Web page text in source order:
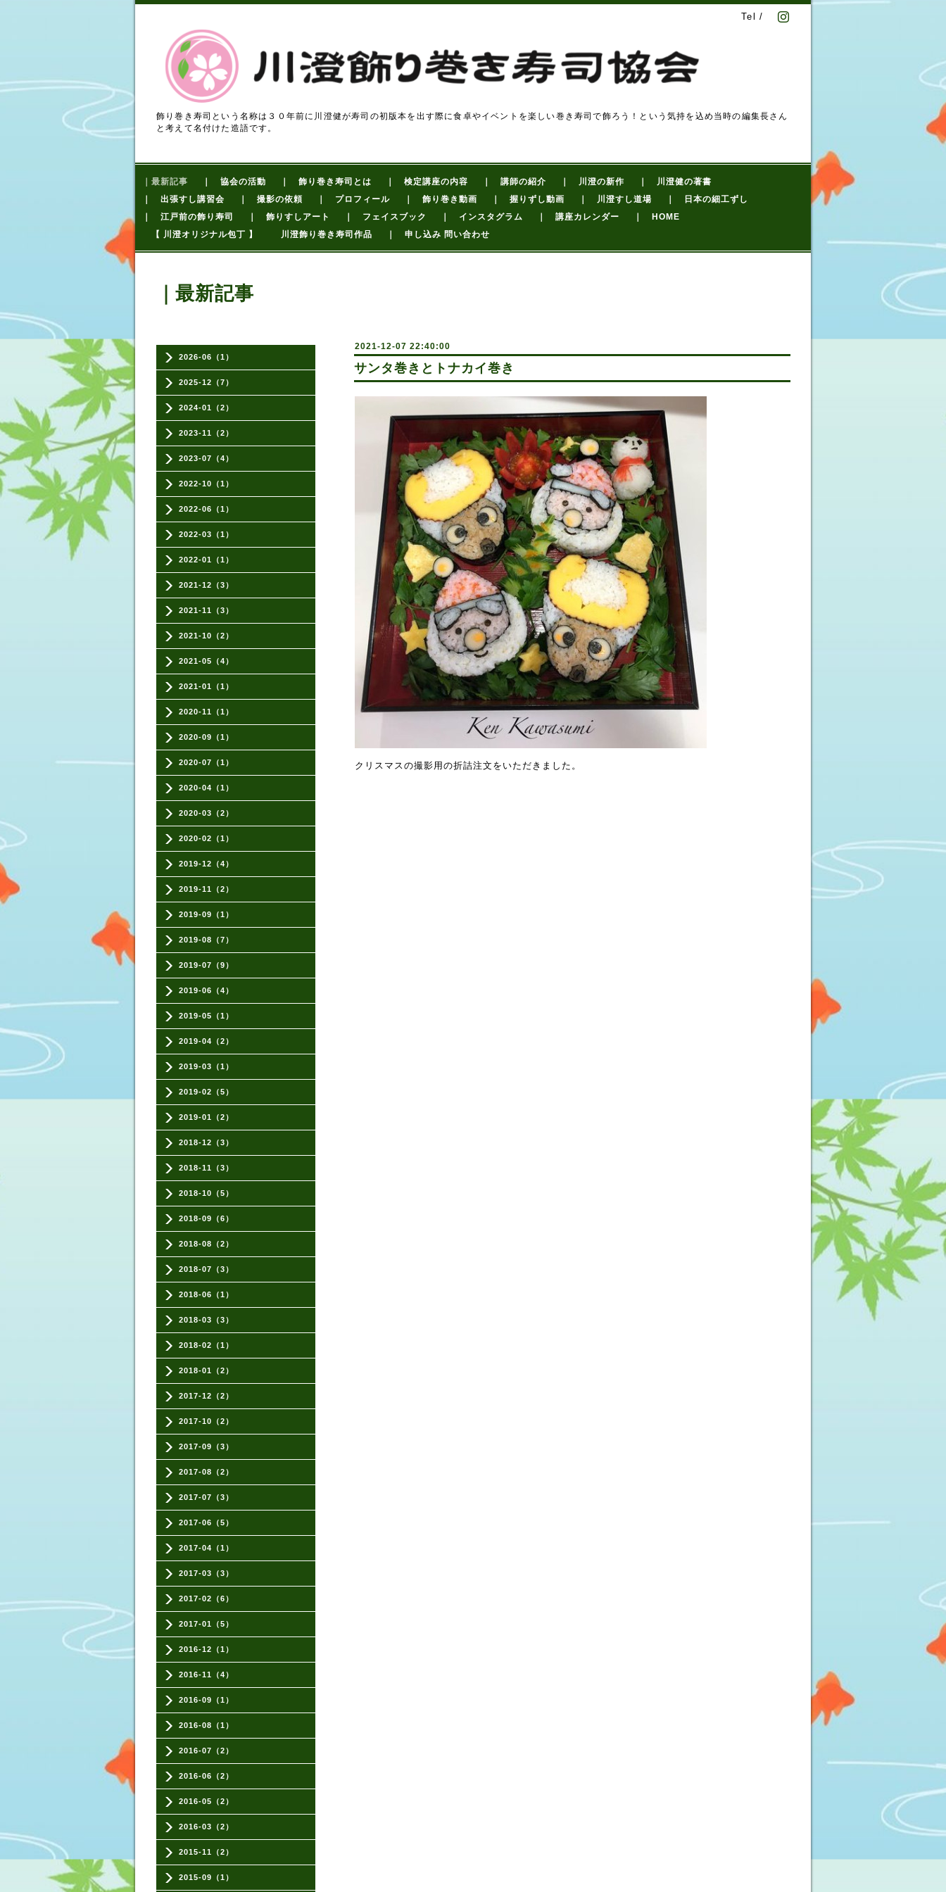
Tel /
飾り巻き寿司という名称は３０年前に川澄健が寿司の初版本を出す際に食卓やイベントを楽しい巻き寿司で飾ろう！という気持を込め当時の編集長さん
と考えて名付けた造語です。
｜最新記事 ｜ 協会の活動 ｜ 飾り巻き寿司とは ｜ 検定講座の内容 ｜ 講師の紹介 ｜ 川澄の新作
｜ 川澄健の著書
｜ 出張すし講習会
｜ 撮影の依頼 ｜ プロフィール ｜ 飾り巻き動画 ｜ 握りずし動画 ｜ 川澄すし道場
｜ 日本の細工ずし
｜ 江戸前の飾り寿司
｜ 飾りすしアート ｜ フェイスブック ｜ インスタグラム ｜ 講座カレンダー
｜ HOME
【 川澄オリジナル包丁 】
川澄飾り巻き寿司作品 ｜ 申し込み 問い合わせ
2026-06（1）
2025-12（7）
2024-01（2）
2023-11（2）
2023-07（4）
2022-10（1）
2022-06（1）
2022-03（1）
2022-01（1）
2021-12（3）
2021-11（3）
2021-10（2）
2021-05（4）
2021-01（1）
2020-11（1）
2020-09（1）
2020-07（1）
2020-04（1）
2020-03（2）
2020-02（1）
2019-12（4）
2019-11（2）
2019-09（1）
2019-08（7）
2019-07（9）
2019-06（4）
2019-05（1）
2019-04（2）
2019-03（1）
2019-02（5）
2019-01（2）
2018-12（3）
2018-11（3）
2018-10（5）
2018-09（6）
2018-08（2）
2018-07（3）
2018-06（1）
2018-03（3）
2018-02（1）
2018-01（2）
2017-12（2）
2017-10（2）
2017-09（3）
2017-08（2）
2017-07（3）
2017-06（5）
2017-04（1）
2017-03（3）
2017-02（6）
2017-01（5）
2016-12（1）
2016-11（4）
2016-09（1）
2016-08（1）
2016-07（2）
2016-06（2）
2016-05（2）
2016-03（2）
2015-11（2）
2015-09（1）
｜最新記事
2021-12-07 22:40:00
サンタ巻きとトナカイ巻き
クリスマスの撮影用の折詰注文をいただきました。